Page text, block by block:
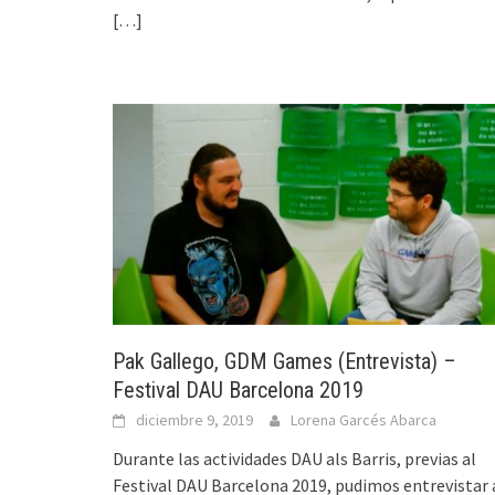
[…]
Pak Gallego, GDM Games (Entrevista) –
Festival DAU Barcelona 2019
diciembre 9, 2019 Lorena Garcés Abarca
Durante las actividades DAU als Barris, previas al
Festival DAU Barcelona 2019, pudimos entrevistar